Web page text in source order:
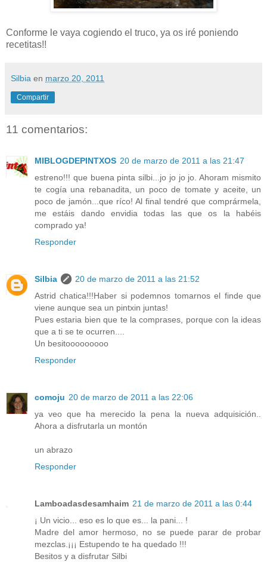
Conforme le vaya cogiendo el truco, ya os iré poniendo
recetitas!!
Silbia en marzo 20, 2011
Compartir
11 comentarios:
MIBLOGDEPINTXOS 20 de marzo de 2011 a las 21:47
estreno!!! que buena pinta silbi...jo jo jo jo. Ahoram mismito
te cogía una rebanadita, un poco de tomate y aceite, un
poco de jamón...que ríco! Al final tendré que comprármela,
me estáis dando envidia todas las que os la habéis
comprado ya!
Responder
Silbia
20 de marzo de 2011 a las 21:52
Astrid chatica!!!Haber si podemnos tomarnos el finde que
viene aunque sea un pintxin juntas!
Pues estaria bien que te la comprases, porque con la ideas
que a ti se te ocurren....
Un besitooooooooo
Responder
comoju 20 de marzo de 2011 a las 22:06
ya veo que ha merecido la pena la nueva adquisición..
Ahora a disfrutarla un montón
un abrazo
Responder
Lamboadasdesamhaim 21 de marzo de 2011 a las 0:44
¡ Un vicio... eso es lo que es... la pani... !
Madre del amor hermoso, no se puede parar de probar
mezclas.¡¡¡ Estupendo te ha quedado !!!
Besitos y a disfrutar Silbi